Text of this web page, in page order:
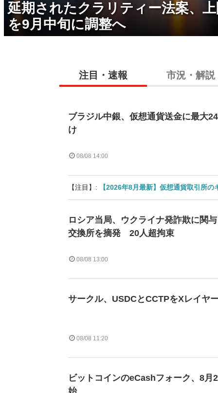
延期されたクラリティー法案、
を9月中旬に調整へ
注目・速報 市況・解説
ブラジル中銀、仮想通貨送金に最大
け
08/08 14:00
【注目】: 【2026年8月最新】仮想通貨取引所
ロシア当局、ウクライナ発詐欺に関
交換所を摘発 20人超拘束
08/08 13:00
サークル、USDCとCCTPをXレイヤ
08/08 11:20
ビットコインのeCashフォーク、8月